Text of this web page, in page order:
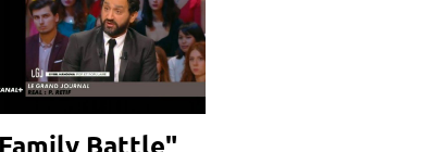
et M6
Battle"